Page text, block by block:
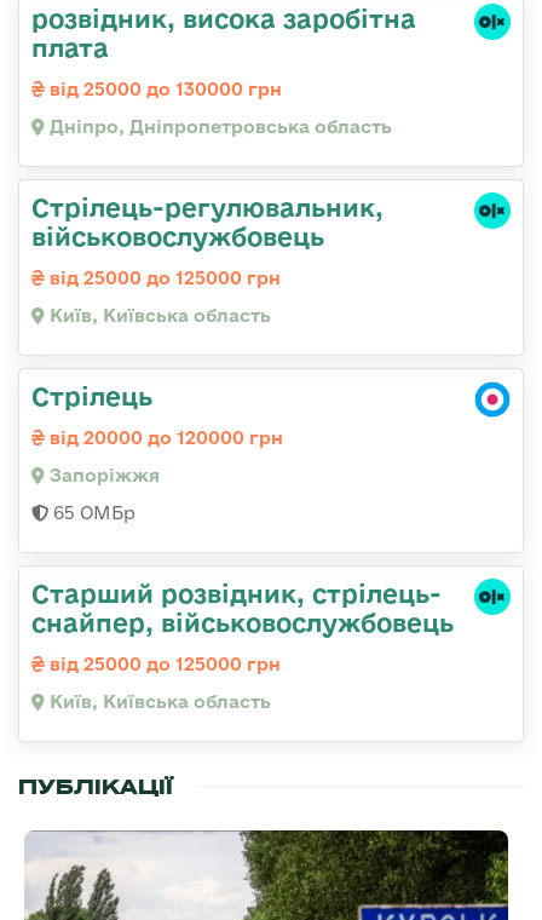
розвідник, висока заробітна
плата
від 25000 до 130000 грн
Дніпро, Дніпропетровська область
Стpілець-регулювальник,
військовослужбовець
від 25000 до 125000 грн
Київ, Київська область
Стрілець
від 20000 до 120000 грн
Запоріжжя
65 ОМБр
Стаpший pозвідник, стрілець-
снайпеp, військовослужбовець
від 25000 до 125000 грн
Київ, Київська область
ПУБЛІКАЦІЇ